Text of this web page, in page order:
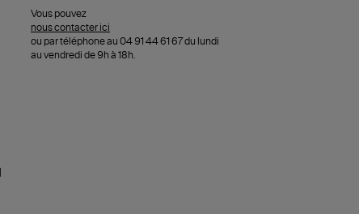
Vous pouvez
nous contacter ici
ou par téléphone au 04 91 44 61 67 du lundi
au vendredi de 9h à 18h.